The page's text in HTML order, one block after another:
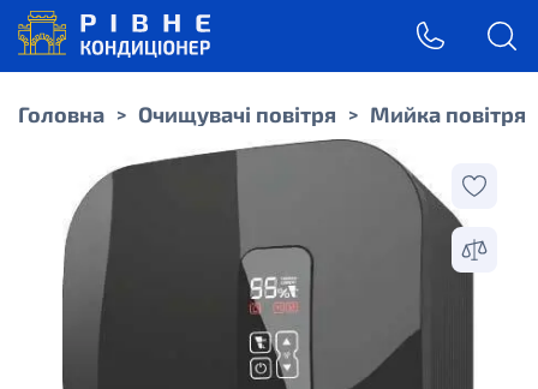
Головна > Очищувачі повітря > Мийка повітря